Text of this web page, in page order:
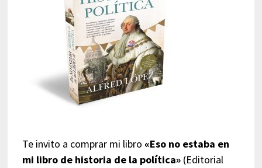
Te invito a comprar mi libro «Eso no estaba en
mi libro de historia de la política»(Editorial